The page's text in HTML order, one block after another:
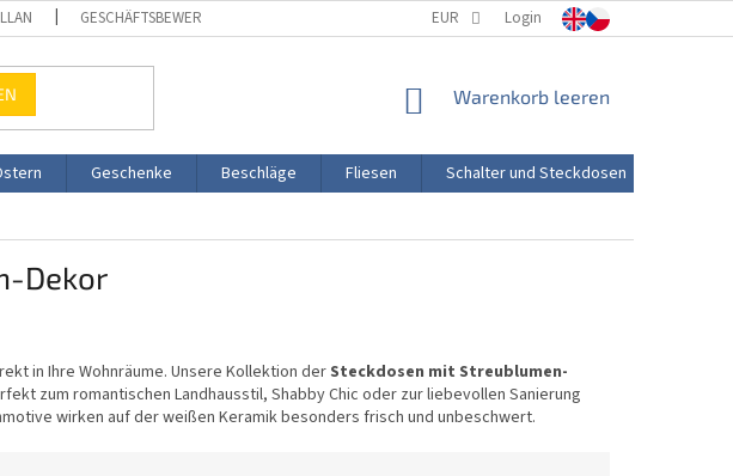
GESCHÄFTSBEWERTUNG PORZELLANHERSTELLUNG TRANSPORT UND ZAHLUNG
EUR Login
WARENKORB
Warenkorb leeren
Geschenke Beschläge Fliesen Schalter und Steckdosen
Dekor
in Ihre Wohnräume. Unsere Kollektion derSteckdosen mit Streublumen-
zum romantischen Landhausstil, Shabby Chic oder zur liebevollen Sanierung
wirken auf der weißen Keramik besonders frisch und unbeschwert.